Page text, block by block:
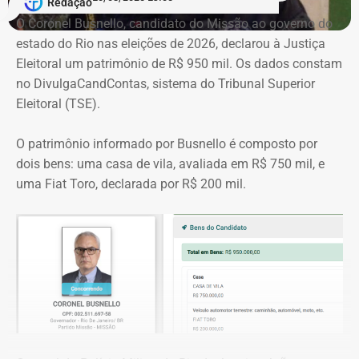
motivos.
“Esse crescimento, na minha análise, também se deve ao
fato de os teatros particulares serem bem caros. Então,
produções de todos os tamanhos, desde a pequena às
megaproduções, que algumas vezes vêm até com
espaços pelo fato de serem passivos de negociação com
valores mais em conta”, analisa.
outro motivo para a ampliação do público. Maior
proximidade com os moradores de regiões periféricas.
“A democratização de acesso está sendo cobrada de
maneira mais incisiva, e isso também contribui para esse
aumento. Apresentações gratuitas em contrapartida à
O Coronel Busnello, candidato do Missão ao governo do
estado do Rio nas eleições de 2026, declarou à Justiça
Eleitoral um patrimônio de R$ 950 mil. Os dados constam
no DivulgaCandContas, sistema do Tribunal Superior
Eleitoral (TSE).
O patrimônio informado por Busnello é composto por
dois bens: uma casa de vila, avaliada em R$ 750 mil, e
uma Fiat Toro, declarada por R$ 200 mil.